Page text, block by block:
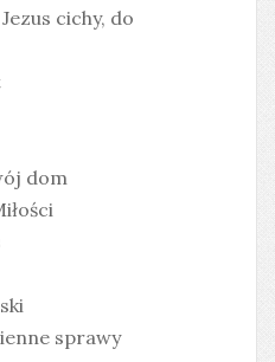
cichy, do
dom
sprawy